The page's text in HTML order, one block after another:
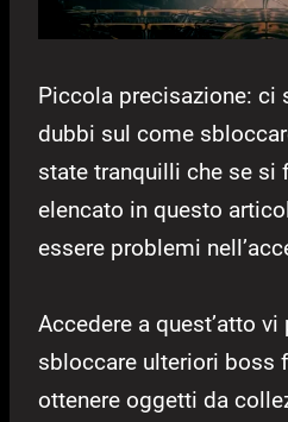
Piccola precisazione: ci
dubbi sul come
state tranquilli che se si
elencato in questo
essere problemi
Accedere a quest’atto
sbloccare ulteriori boss
ottenere oggetti da